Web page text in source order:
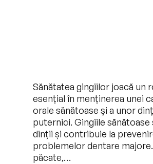
Sănătatea gingiilor joacă un
esențial în menținerea unei
orale sănătoase și a unor
puternici. Gingiile sănătoase
dinții și contribuie la
problemelor dentare
păcate,…